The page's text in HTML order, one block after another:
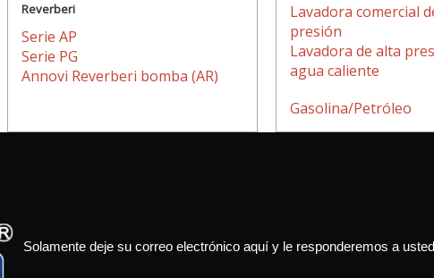
Reverberi
Serie AP
Serie PG
Annovi Reverberi bomba (AR)
Lavadora comercial
presión
Lavadora de alta
agua caliente
Gasolina/Petróleo
Solamente deje su correo electrónico aquí y le responderemos a